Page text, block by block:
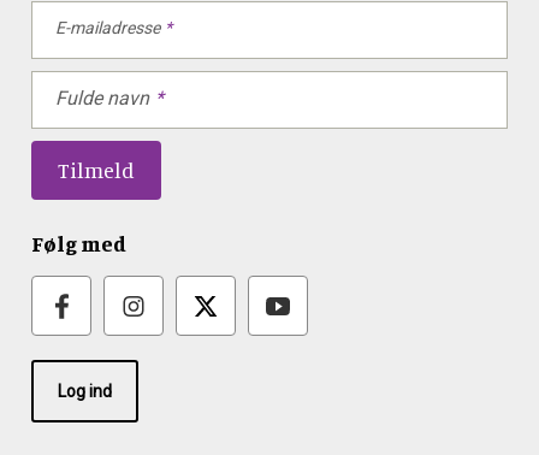
E-mailadresse
Fulde navn
Følg med
Log ind